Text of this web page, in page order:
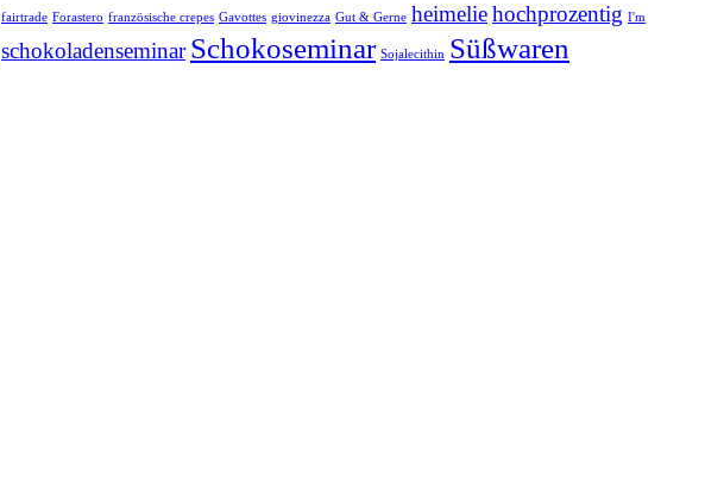
fairtrade Forastero französische crepes Gavottes giovinezza Gut & Gerne heimeliehochprozentig I'm
schokoladenseminar Schokoseminar Sojalecithin Süßwaren